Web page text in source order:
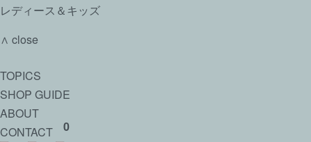
レディース＆キッズ
∧ close
TOPICS
SHOP GUIDE
ABOUT
CONTACT
0